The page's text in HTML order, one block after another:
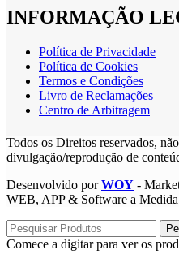
INFORMAÇÃO
Política de Privacidade
Política de Cookies
Termos e Condições
Livro de Reclamações
Centro de Arbitragem
Todos os Direitos reservados,
divulgação/reprodução de
Desenvolvido porWOY -
WEB, APP & Software a Medida
Comece a digitar para ver os